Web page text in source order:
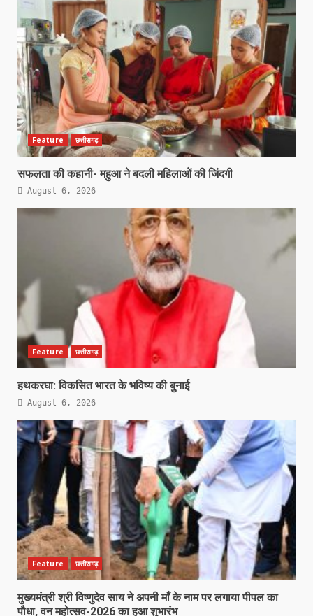
Feature छत्तीसगढ़
सफलता की कहानी- महुआ ने बदली महिलाओं की जिंदगी
August 6, 2026
Feature छत्तीसगढ़
हथकरघा: विकसित भारत के भविष्य की बुनाई
August 6, 2026
Feature छत्तीसगढ़
मुख्यमंत्री श्री विष्णुदेव साय ने अपनी माँ के नाम पर लगाया पीपल का
पौधा, वन महोत्सव-2026 का हुआ शुभारंभ